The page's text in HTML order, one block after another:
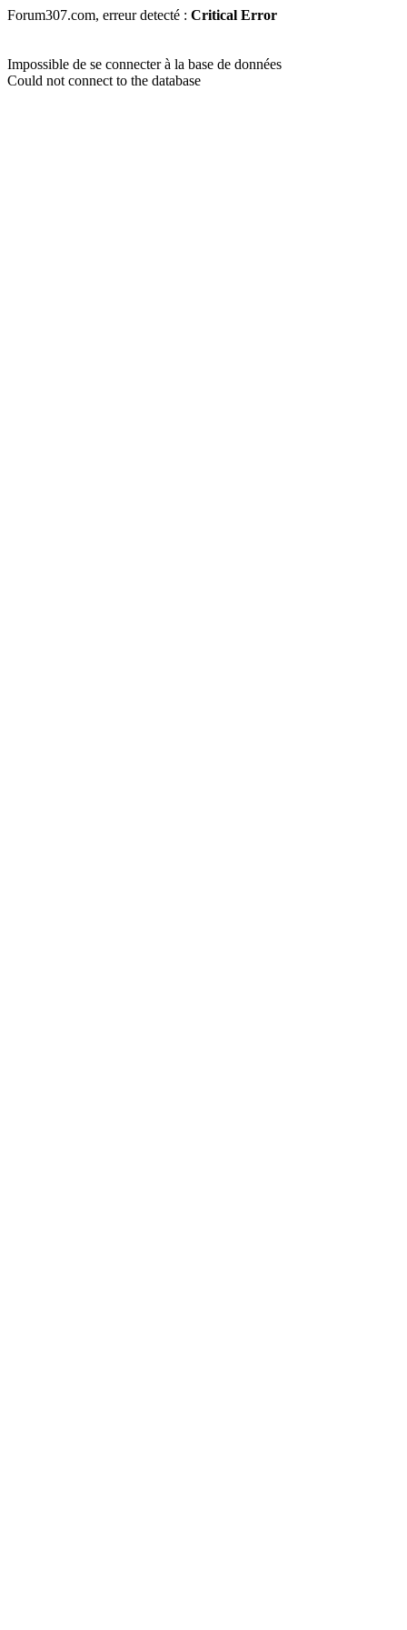
Forum307.com, erreur detecté : Critical Error
Impossible de se connecter à la base de données
Could not connect to the database